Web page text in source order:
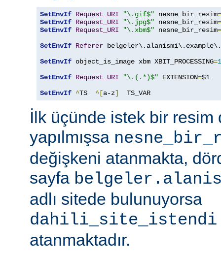
SetEnvIf Request_URI "\.gif$" nesne_bir_resim=
SetEnvIf Request_URI "\.jpg$" nesne_bir_resim=
SetEnvIf Request_URI "\.xbm$" nesne_bir_resim=
SetEnvIf Referer
SetEnvIf object_is_image xbm XBIT_PROCESSING=1
SetEnvIf Request_URI "\.(.*)$" EXTENSION=$1
SetEnvIf ^TS ^[a-z]
  TS_VAR
İlk üçünde istek bir resim
yapılmışsa
değişkeni atanmakta,
sayfa
adlı sitede bulunuyorsa
dahili_site_istendi
atanmaktadır.